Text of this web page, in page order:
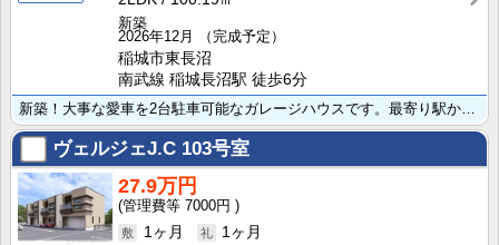
新築
2026年12月
（完成予定）
稲城市東長沼
南武線 稲城長沼駅 徒歩6分
ヴェルジェJ.C 103号室
27.9万円
7000円
1ヶ月
1ヶ月